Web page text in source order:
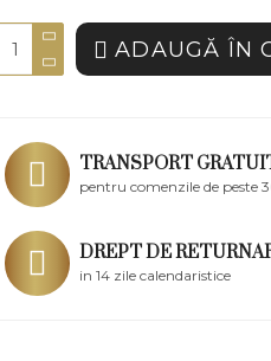
ADAUGĂ ÎN
TRANSPORT
pentru comenzile de peste
DREPT DE
in 14 zile calendaristice